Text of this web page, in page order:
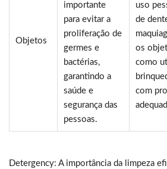
Objetos
importante
para evitar a
proliferação de
germes e
bactérias,
garantindo a
saúde e
segurança das
pessoas.
uso
de
os
como
com
Detergency: A importância da limpeza